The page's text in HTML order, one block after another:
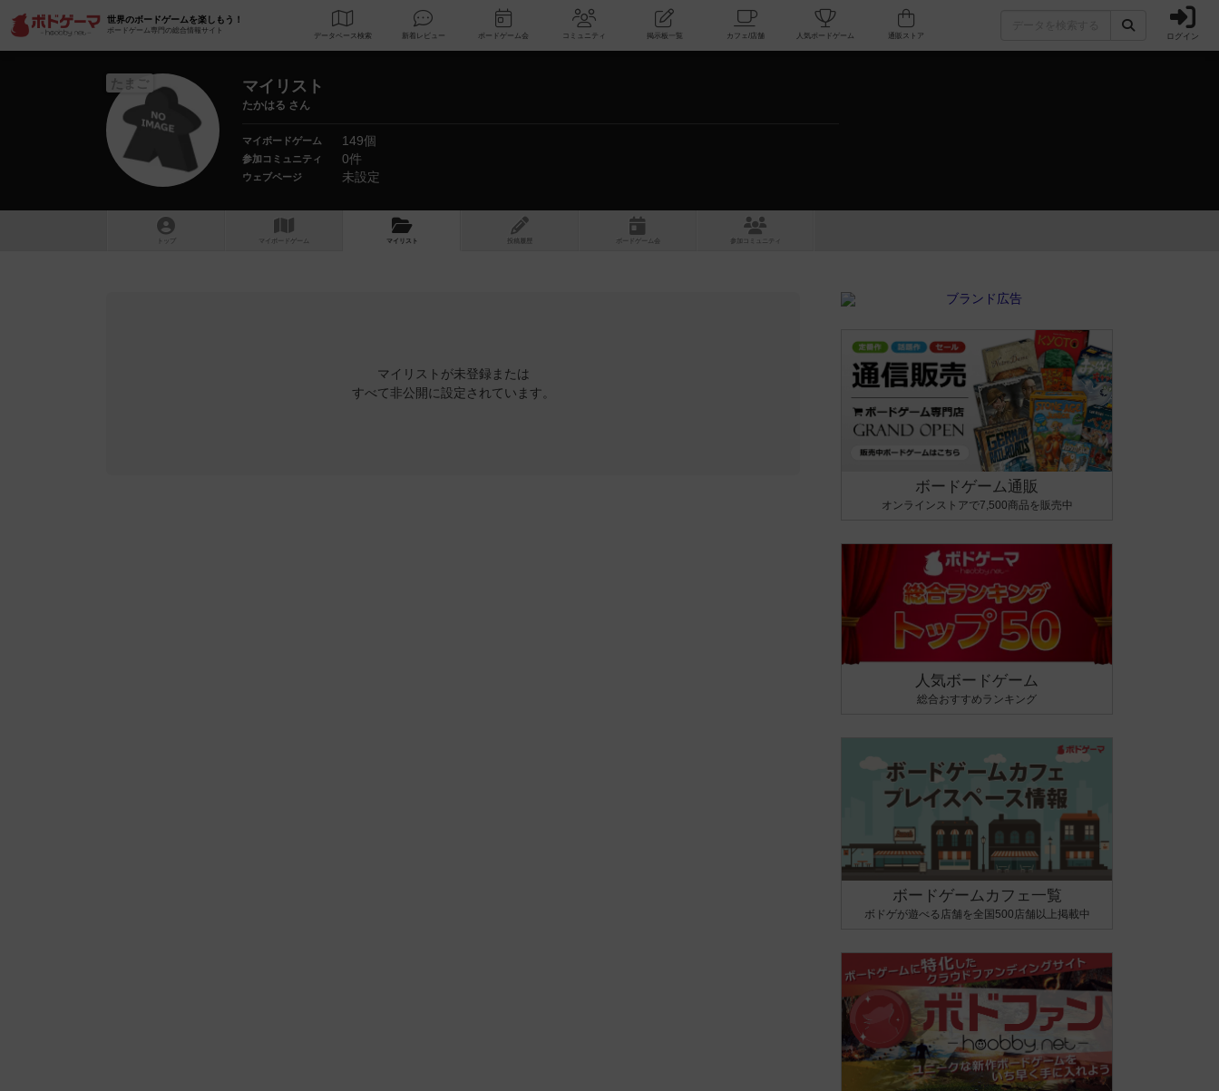
世界のボードゲームを楽しもう！
ボードゲーム専門の総合情報サイト
データベース 検索 新着レビュー ボードゲーム会 コミュニティ 掲示板一覧 カフェ/店舗 人気ボードゲーム ログイン
たまご マイリスト
たかはる さん
マイボードゲーム 149個
参加コミュニティ 0件
ウェブページ 未設定
トップ マイボードゲーム マイリスト 投稿履歴 ボ ドゲ ーム コミュニティ
マイリストが未登録または
すべて非公開に設定されています。
ボードゲーム通販
オンラインストアで7,500商品を販売中
人気ボードゲーム
総合おすすめランキング
ボードゲームカフェ一覧
ボドゲが遊べる店舗を全国500店舗以上掲載中